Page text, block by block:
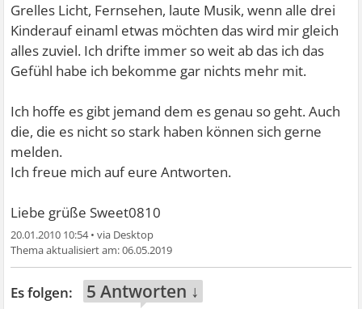
Grelles Licht, Fernsehen, laute Musik, wenn alle drei
Kinderauf einaml etwas möchten das wird mir gleich
alles zuviel. Ich drifte immer so weit ab das ich das
Gefühl habe ich bekomme gar nichts mehr mit.
Ich hoffe es gibt jemand dem es genau so geht. Auch
die, die es nicht so stark haben können sich gerne
melden.
Ich freue mich auf eure Antworten.
Liebe grüße Sweet0810
20.01.2010 10:54•
06.05.2019
5 Antworten ↓